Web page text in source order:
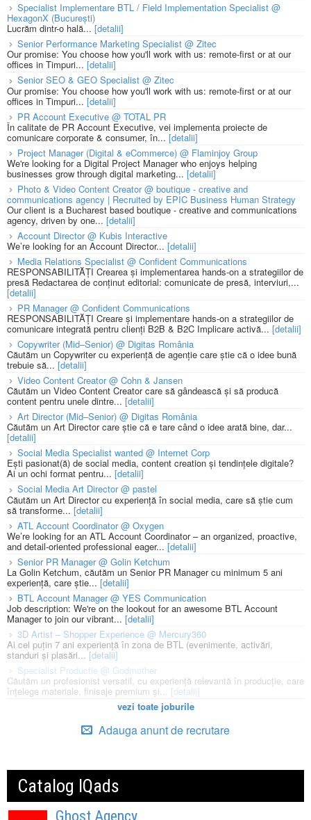
Specialist Implementare BTL / Field Implementation Specialist @
HexagonX (București)
Lucrăm dintr-o hală... [detalii]
Senior Performance Marketing Specialist @ Zitec
Our promise: You choose how you'll work with us: remote-first or at our
offices in Timpuri... [detalii]
Senior SEO & GEO Specialist @ Zitec
Our promise: You choose how you'll work with us: remote-first or at our
offices in Timpuri... [detalii]
PR Account Executive @ TOTAL PR
În calitate de PR Account Executive, vei implementa proiecte de
comunicare corporate & consumer, în... [detalii]
Project Manager (Digital & eCommerce) @ Flaminjoy Group
We're looking for a Digital Project Manager who enjoys helping
businesses grow through digital marketing... [detalii]
Photo & Video Content Creator @ boutique - creative and
communications agency | Recruited by EPIC Business Human Strategy
Our client is a Bucharest based boutique - creative and communications
agency, driven by one... [detalii]
Account Director @ Kubis Interactive
We’re looking for an Account Director... [detalii]
Media Relations Specialist @ Confident Communications
RESPONSABILITĂȚI Crearea și implementarea hands-on a strategiilor de
presă Redactarea de conținut editorial: comunicate de presă, interviuri,...
[detalii]
PR Manager @ Confident Communications
RESPONSABILITĂȚI Creare și implementare hands-on a strategiilor de
comunicare integrată pentru clienți B2B & B2C Implicare activă... [detalii]
Copywriter (Mid–Senior) @ Digitas România
Căutăm un Copywriter cu experiență de agenție care știe că o idee bună
trebuie să... [detalii]
Video Content Creator @ Cohn & Jansen
Căutăm un Video Content Creator care să gândească și să producă
content pentru unele dintre... [detalii]
Art Director (Mid–Senior) @ Digitas România
Căutăm un Art Director care știe că e tare când o idee arată bine, dar...
[detalii]
Social Media Specialist wanted @ Internet Corp
Ești pasionat(ă) de social media, content creation și tendințele digitale?
Ai un ochi format pentru... [detalii]
Social Media Art Director @ pastel
Căutăm un Art Director cu experiență în social media, care să știe cum
să transforme... [detalii]
ATL Account Coordinator @ Oxygen
We’re looking for an ATL Account Coordinator – an organized, proactive,
and detail-oriented professional eager... [detalii]
Senior PR Manager @ Golin Ketchum
La Golin Ketchum, căutăm un Senior PR Manager cu minimum 5 ani
experiență, care știe... [detalii]
BTL Account Manager @ YES Communication
Job description: We're on the lookout for an awesome BTL Account
Manager to join our vibrant... [detalii]
3D Artist – Shopper Experience @ Mercury360
Ai cel puțin 7 ani experiență în zona de BTL (evenimente, activări,
standuri și plasări...[detalii]
Specialist Productie @ Godmother
Căutăm un profesionist versatil, cu experiență relevantă în producție, care
înțelege materiale, finisaje premium și... [detalii]
vezi toate joburile
Adauga anunt de recrutare
Catalog IQads
Ghost Agency